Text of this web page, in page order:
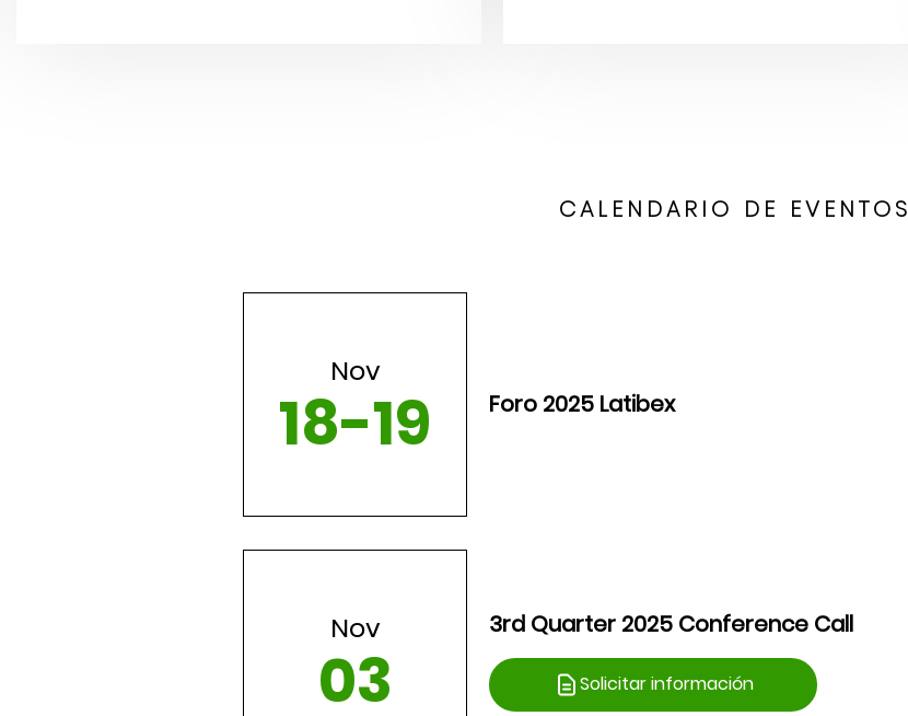
CALENDARIO DE EVENTOS
Nov
18-19 Foro 2025 Latibex
Nov
03
3rd Quarter 2025 Conference Call
Solicitar información